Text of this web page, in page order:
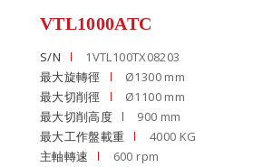
VTL1000ATC
S/N
1VTL100TX08203
最大旋轉徑
Ø1300 mm
最大切削徑
Ø1100 mm
最大切削高度
900 mm
最大工作盤載重
4000 KG
主軸轉速
600 rpm